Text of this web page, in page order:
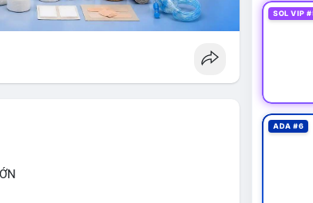
đang chuyển đổi. Cần cảnh giác với biến
hiệu từ ngân hàng trung ương và sự
SOL VIP
ADA #6